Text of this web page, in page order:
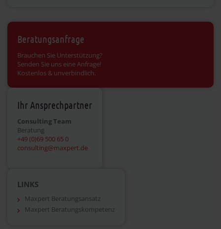
Beratungsanfrage
Brauchen Sie Unterstützung?
Senden Sie uns eine Anfrage!
Kostenlos & unverbindlich.
Ihr Ansprechpartner
Consulting Team
Beratung
+49 (0)69 500 65 0
consulting@maxpert.de
LINKS
Maxpert Beratungsansatz
Maxpert Beratungskompetenz